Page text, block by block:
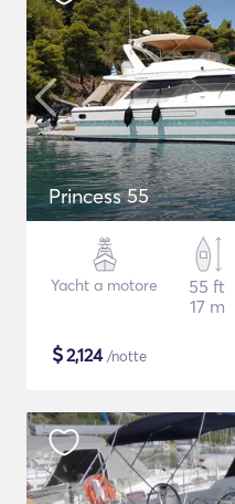
Princess 55
Yacht a motore
55 ft
17 m
$2,124/notte